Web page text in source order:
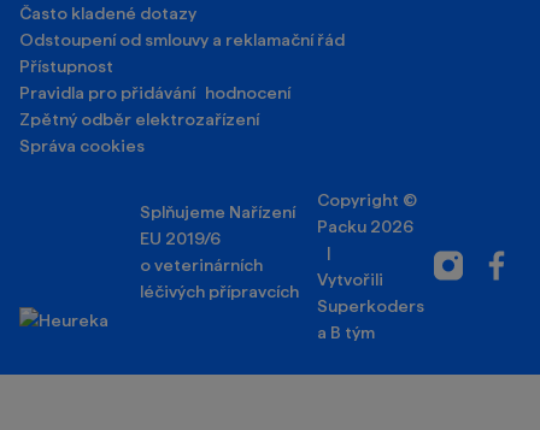
Často kladené dotazy
Odstoupení od smlouvy a reklamační řád
Přístupnost
Pravidla pro přidávání hodnocení
Zpětný odběr elektrozařízení
Správa cookies
Splňujeme Nařízení
EU 2019/6
o veterinárních
léčivých přípravcích
Copyright ©
Packu 2026
|
Vytvořili
Superkoders
a B tým
Instagram